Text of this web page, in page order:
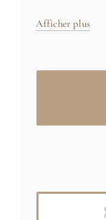
apaisant à
Taille: 158 x
Fabriqué
Credit:(C)
Afficher plus